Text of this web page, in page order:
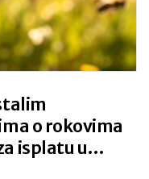
o rokovima
isplatu u